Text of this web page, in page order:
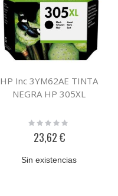
HP Inc 3YM62AE TINTA
NEGRA HP 305XL
Rating:
23,62 €
Sin existencias